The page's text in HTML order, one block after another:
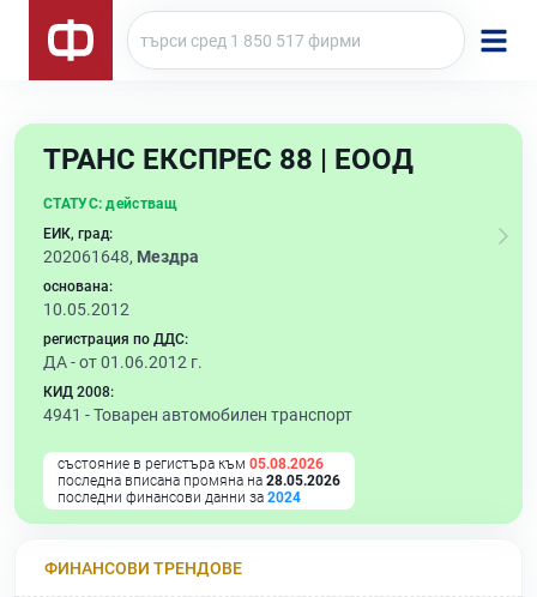
ТРАНС ЕКСПРЕС 88 | ЕООД
СТАТУС: действащ
ЕИК, град:
202061648, Мездра
основана:
10.05.2012
регистрация по ДДС:
ДА - от 01.06.2012 г.
КИД 2008:
4941 -Товарен автомобилен транспорт
състояние в регистъра към 05.08.2026
последна вписана промяна на 28.05.2026
последни финансови данни за 2024
ФИНАНСОВИ ТРЕНДОВЕ